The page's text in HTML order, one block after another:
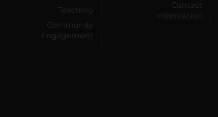
Teaching
Community
Engagement
Contact
information